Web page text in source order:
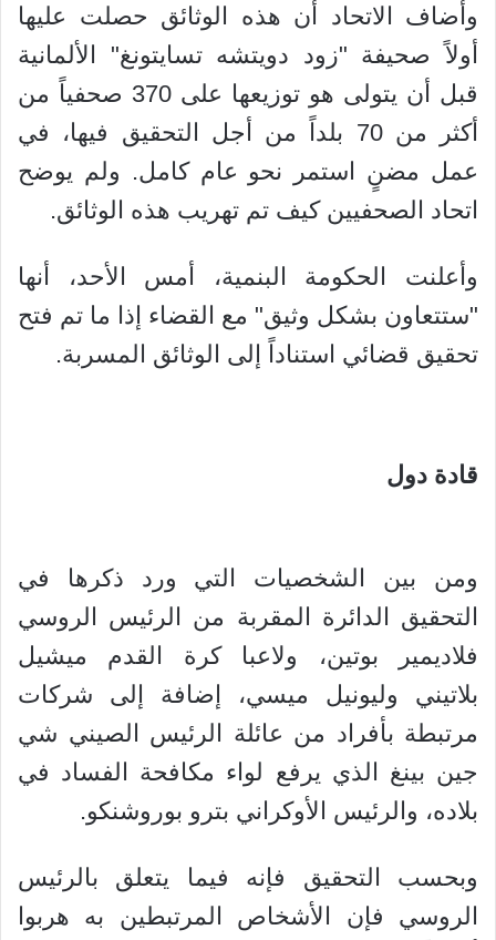
وأضاف الاتحاد أن هذه الوثائق حصلت عليها
أولاً صحيفة "زود دويتشه تسايتونغ" الألمانية
قبل أن يتولى هو توزيعها على 370 صحفياً من
أكثر من 70 بلداً من أجل التحقيق فيها، في
عمل مضنٍ استمر نحو عام كامل. ولم يوضح
اتحاد الصحفيين كيف تم تهريب هذه الوثائق.
وأعلنت الحكومة البنمية، أمس الأحد، أنها
"ستتعاون بشكل وثيق" مع القضاء إذا ما تم فتح
تحقيق قضائي استناداً إلى الوثائق المسربة.
قادة دول
ومن بين الشخصيات التي ورد ذكرها في
التحقيق الدائرة المقربة من الرئيس الروسي
فلاديمير بوتين، ولاعبا كرة القدم ميشيل
بلاتيني وليونيل ميسي، إضافة إلى شركات
مرتبطة بأفراد من عائلة الرئيس الصيني شي
جين بينغ الذي يرفع لواء مكافحة الفساد في
بلاده، والرئيس الأوكراني بترو بوروشنكو.
وبحسب التحقيق فإنه فيما يتعلق بالرئيس
الروسي فإن الأشخاص المرتبطين به هربوا